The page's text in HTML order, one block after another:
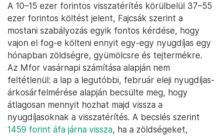
A 10–15 ezer forintos visszatérítés körülbelül 37–55
ezer forintos költést jelent, Fajcsák szerint a
mostani szabályozás egyik fontos kérdése, hogy
vajon el fog-e költeni ennyit egy-egy nyugdíjas egy
hónapban zöldségre, gyümölcsre és tejtermékre.
Az Mfor vasárnapi számítása alapján nem
feltétlenül: a lap a legutóbbi, február eleji nyugdíjas-
árkosárfelmérése alapján becsülte meg, hogy
átlagosan mennyit hozhat majd vissza a
nyugdíjasoknak a visszatérítés. A becslés szerint
1459 forint áfa járna vissza, ha a zöldségeket,